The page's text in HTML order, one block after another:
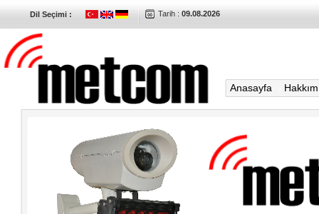
Dil Seçimi : Tarih : 09.08.2026
Anasayfa